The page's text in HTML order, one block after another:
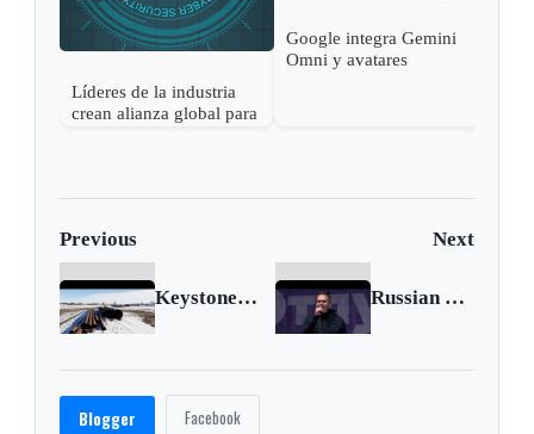
Líderes de la industria
crean alianza global para
Google integra Gemini
Omni y avatares
Previous Next
Keystone XL pipeline officially canceled Russian court outlaws Alexei Navalny's allies
Blogger Facebook